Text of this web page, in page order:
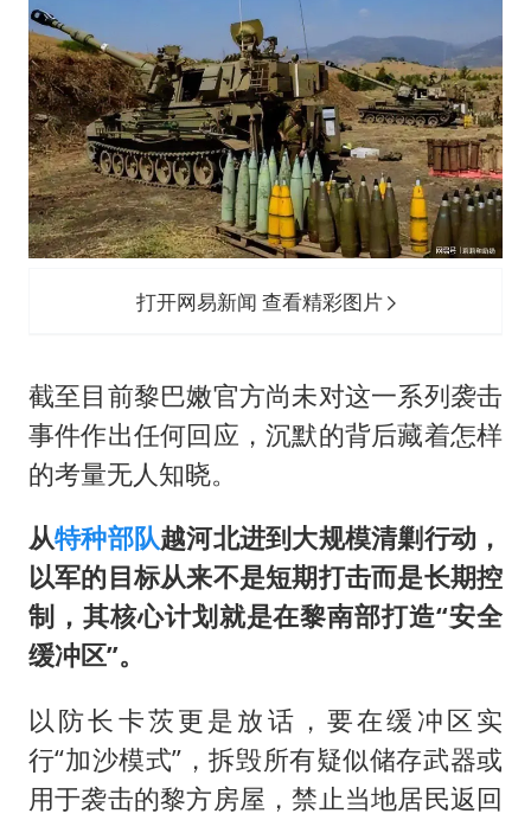
打开网易新闻 查看精彩图片
截至目前黎巴嫩官方尚未对这一系列袭击
事件作出任何回应，沉默的背后藏着怎样
的考量无人知晓。
从特种部队越河北进到大规模清剿行动，
以军的目标从来不是短期打击而是长期控
制，其核心计划就是在黎南部打造“安全
缓冲区”。
以防长卡茨更是放话，要在缓冲区实
行“加沙模式”，拆毁所有疑似储存武器或
用于袭击的黎方房屋，禁止当地居民返回